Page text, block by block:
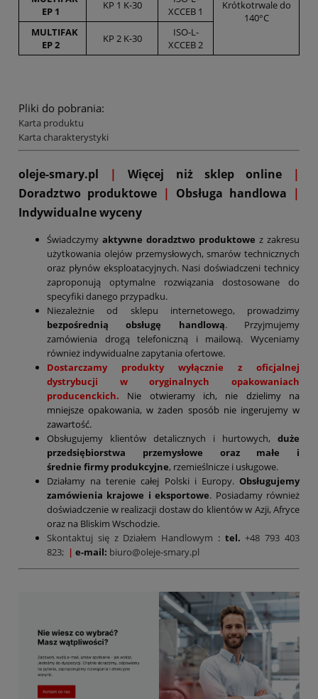
Krótkotrwale do
140°C
EP 1
KP 1 K-30
XCCEB 1
MULTIFAK
EP 2
KP 2 K-30
ISO-L-
XCCEB 2
Pliki do pobrania:
Karta produktu
Karta charakterystyki
oleje-smary.pl | Więcej niż sklep online
|
Doradztwo produktowe | Obsługa handlowa |
Indywidualne wyceny
Świadczymy aktywne doradztwo produktowe z zakresu
użytkowania olejów przemysłowych, smarów technicznych
oraz płynów eksploatacyjnych. Nasi doświadczeni technicy
zaproponują optymalne rozwiązania dostosowane do
specyfiki danego przypadku.
Niezależnie od sklepu internetowego, prowadzimy
bezpośrednią obsługę handlową. Przyjmujemy
zamówienia drogą telefoniczną i mailową. Wyceniamy
również indywidualne zapytania ofertowe.
Dostarczamy produkty wyłącznie z oficjalnej
dystrybucji w oryginalnych opakowaniach
producenckich. Nie otwieramy ich, nie dzielimy na
mniejsze opakowania, w żaden sposób nie ingerujemy w
zawartość.
Obsługujemy klientów detalicznych i hurtowych, duże
przedsiębiorstwa przemysłowe oraz małe i
średnie firmy produkcyjne, rzemieślnicze i usługowe.
Działamy na terenie całej Polski i Europy. Obsługujemy
zamówienia krajowe i eksportowe. Posiadamy również
doświadczenie w realizacji dostaw do klientów w Azji, Afryce
oraz na Bliskim Wschodzie.
Skontaktuj się z Działem Handlowym : tel.+48 793 403
823; | e-mail: biuro@oleje-smary.pl